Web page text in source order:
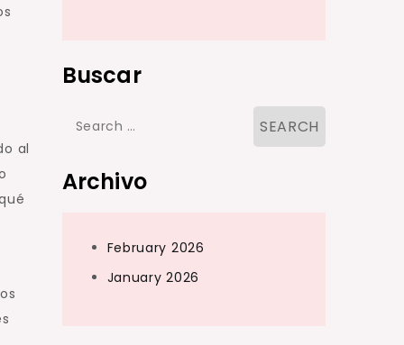
al
Buscar
Search
Archivo
February 2026
January 2026